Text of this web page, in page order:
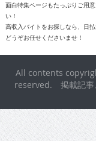
面白特集ページもたっぷりご用
い！
高収入バイトをお探しなら、日
どうぞお任せくださいませ！
All contents
reserved. 掲載記事